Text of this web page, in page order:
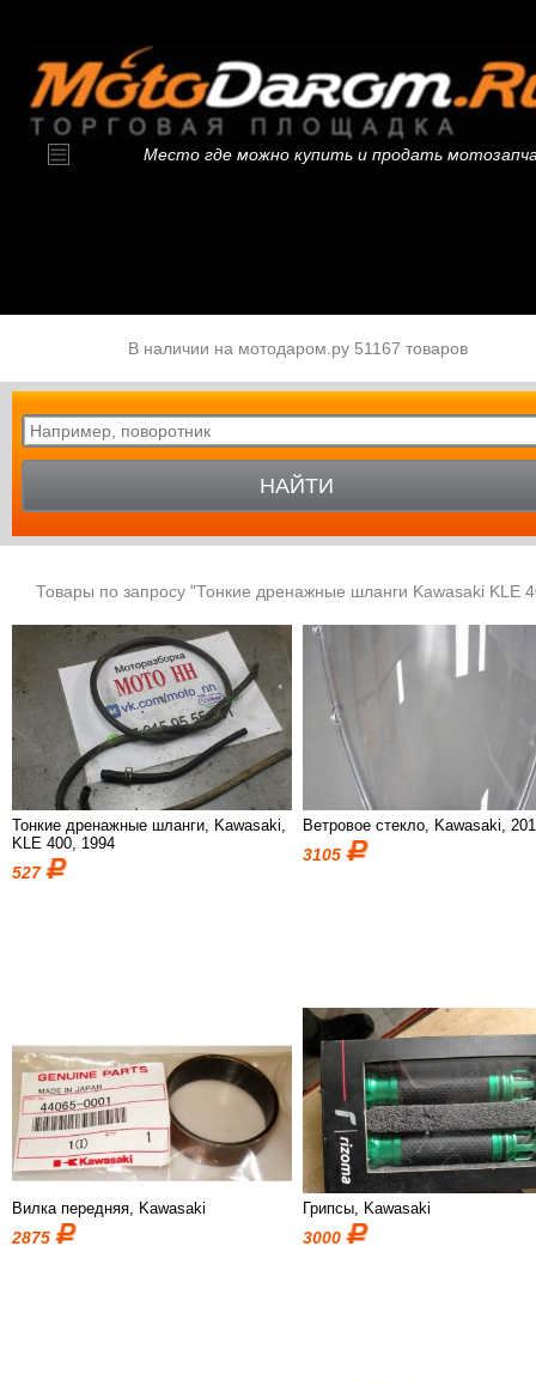
Место где можно купить и продать
В наличии на мотодаром.ру 51167 товаров
НАЙТИ
Товары по запросу "Тонкие дренажные шланги Kawasaki KLE
Тонкие дренажные шланги, Kawasaki,
KLE 400, 1994
527
Ветровое стекло, Kawasaki,
3105
Вилка передняя, Kawasaki
2875
Грипсы, Kawasaki
3000